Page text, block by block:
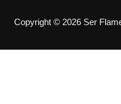
Copyright © 2026 Ser